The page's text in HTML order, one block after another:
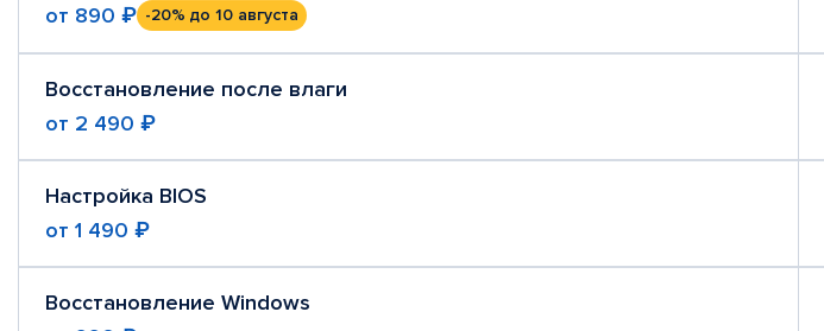
от 890 ₽ -20% до 10 августа
Восстановление после влаги
от 2 490 ₽
Настройка BIOS
от 1 490 ₽
Восстановление Windows